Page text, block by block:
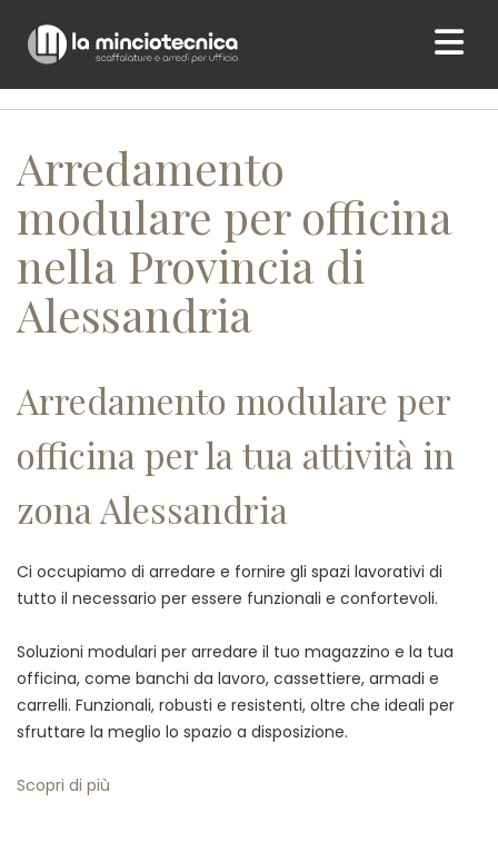
Home/ Arredamento modulare per officina nella Provincia di
Arredamento
modulare per officina
nella Provincia di
Alessandria
Arredamento modulare per
officina per la tua attività in
zona Alessandria
Ci occupiamo di arredare e fornire gli spazi lavorativi di
tutto il necessario per essere funzionali e confortevoli.
Soluzioni modulari per arredare il tuo magazzino e la tua
officina, come banchi da lavoro, cassettiere, armadi e
carrelli. Funzionali, robusti e resistenti, oltre che ideali per
sfruttare la meglio lo spazio a disposizione.
Scopri di più